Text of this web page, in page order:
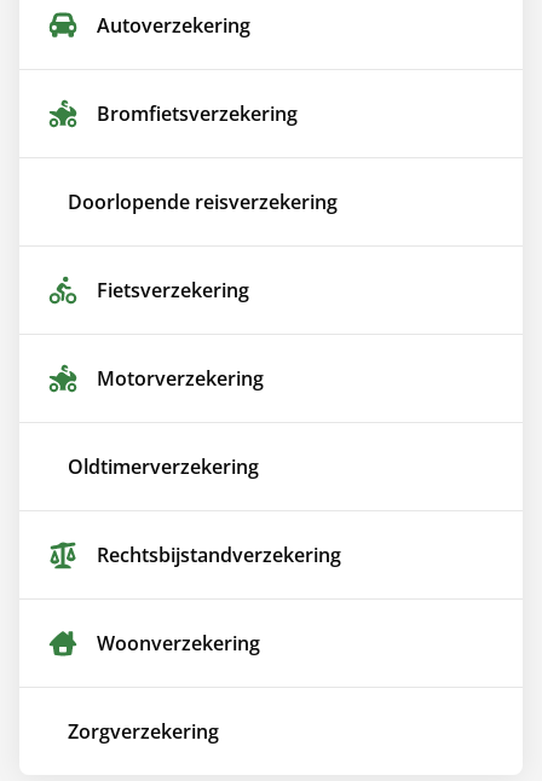
Auto­verzekering
Bromfiets­verzekering
Doorlopende reis­verzekering
Fiets­verzekering
Motor­verzekering
Oldtimer­verzekering
Rechtsbijstand­verzekering
Woon­verzekering
Zorg­verzekering